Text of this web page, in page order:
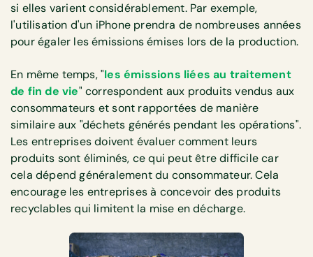
si elles varient considérablement. Par exemple,
l'utilisation d'un iPhone prendra de nombreuses années
pour égaler les émissions émises lors de la production.
En même temps, "les émissions liées au traitement
de fin de vie" correspondent aux produits vendus aux
consommateurs et sont rapportées de manière
similaire aux "déchets générés pendant les opérations".
Les entreprises doivent évaluer comment leurs
produits sont éliminés, ce qui peut être difficile car
cela dépend généralement du consommateur. Cela
encourage les entreprises à concevoir des produits
recyclables qui limitent la mise en décharge.